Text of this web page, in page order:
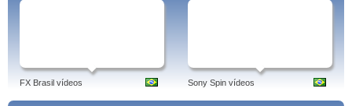
FX Brasil vídeos Sony Spin vídeos